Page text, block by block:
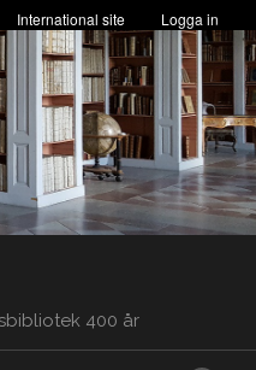
Logga in
International site
400 år